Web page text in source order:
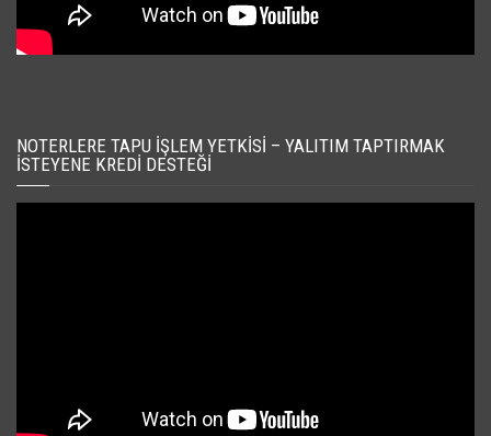
NOTERLERE TAPU İŞLEM YETKISI – YALITIM TAPTIRMAK
İSTEYENE KREDI DESTEĞI